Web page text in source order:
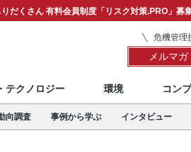
だくさん 有料会員制度「リスク対策.PRO」募
危機管理
メルマ
テクノロジー 環境 コン
向調査 事例から学ぶ インタビュー